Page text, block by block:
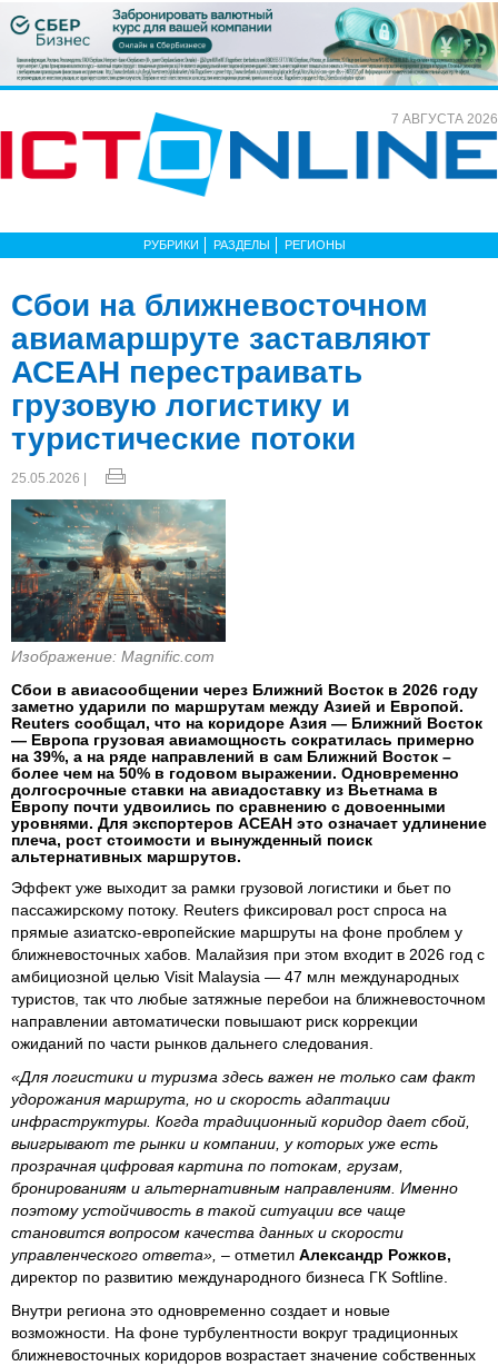
7 АВГУСТА 2026
РУБРИКИ РАЗДЕЛЫ РЕГИОНЫ
Сбои на ближневосточном
авиамаршруте заставляют
АСЕАН перестраивать
грузовую логистику и
туристические потоки
25.05.2026 |
Изображение: Magnific.com
Сбои в авиасообщении через Ближний Восток в 2026 году
заметно ударили по маршрутам между Азией и Европой.
Reuters сообщал, что на коридоре Азия — Ближний Восток
— Европа грузовая авиамощность сократилась примерно
на 39%, а на ряде направлений в сам Ближний Восток –
более чем на 50% в годовом выражении. Одновременно
долгосрочные ставки на авиадоставку из Вьетнама в
Европу почти удвоились по сравнению с довоенными
уровнями. Для экспортеров АСЕАН это означает удлинение
плеча, рост стоимости и вынужденный поиск
альтернативных маршрутов.
Эффект уже выходит за рамки грузовой логистики и бьет по
пассажирскому потоку. Reuters фиксировал рост спроса на
прямые азиатско-европейские маршруты на фоне проблем у
ближневосточных хабов. Малайзия при этом входит в 2026 год с
амбициозной целью Visit Malaysia — 47 млн международных
туристов, так что любые затяжные перебои на ближневосточном
направлении автоматически повышают риск коррекции
ожиданий по части рынков дальнего следования.
«Для логистики и туризма здесь важен не только сам факт
удорожания маршрута, но и скорость адаптации
инфраструктуры. Когда традиционный коридор дает сбой,
выигрывают те рынки и компании, у которых уже есть
прозрачная цифровая картина по потокам, грузам,
бронированиям и альтернативным направлениям. Именно
поэтому устойчивость в такой ситуации все чаще
становится вопросом качества данных и скорости
управленческого ответа», – отметил Александр Рожков,
директор по развитию международного бизнеса ГК Softline.
Внутри региона это одновременно создает и новые
возможности. На фоне турбулентности вокруг традиционных
ближневосточных коридоров возрастает значение собственных